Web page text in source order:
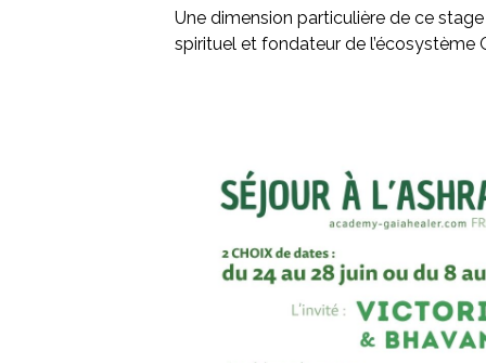
Une dimension particulière de ce
spirituel et fondateur de l’écosystème